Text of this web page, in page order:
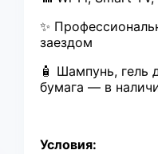
✨
заездом
🧴 Шампунь, гель
бумага — в
Условия: